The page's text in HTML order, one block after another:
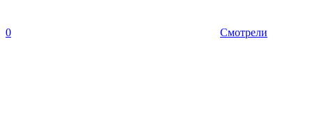
0 Смотрели